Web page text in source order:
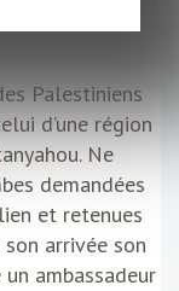
Palestiniens
d’une région
Ne
demandées
et retenues
arrivée son
ambassadeur